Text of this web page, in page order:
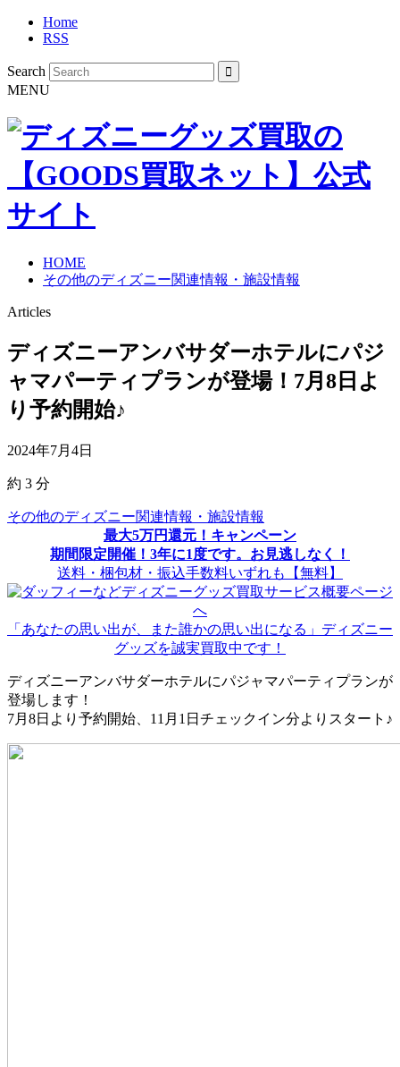
Home
RSS
Search
MENU
HOME
その他のディズニー関連情報・施設情報
Articles
ディズニーアンバサダーホテルにパジ
ャマパーティプランが登場！7月8日よ
り予約開始♪
2024年7月4日
約 3 分
その他のディズニー関連情報・施設情報
最大5万円還元！キャンペーン
期間限定開催！3年に1度です。お見逃しなく！
送料・梱包材・振込手数料いずれも【無料】
「あなたの思い出が、また誰かの思い出になる」ディズニー
グッズを誠実買取中です！
ディズニーアンバサダーホテルにパジャマパーティプランが
登場します！
7月8日より予約開始、11月1日チェックイン分よりスタート♪